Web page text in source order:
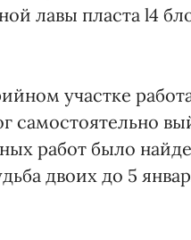
лавы пласта l4
участке
самостоятельно
работ было
двоих до 5